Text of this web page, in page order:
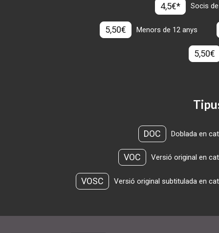
4,5€* Socis
5,50€ Menors de 12 anys
5,50€
DOC Doblada en
VOC Versió original en
VOSC Versió original subtitulada en